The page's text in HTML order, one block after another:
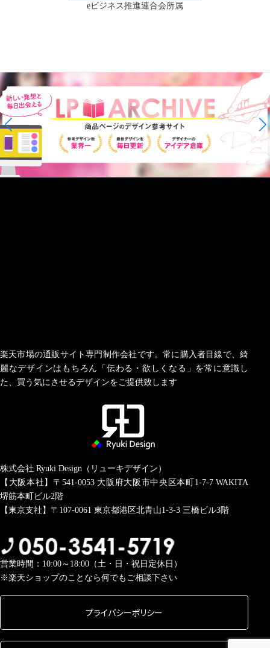
eビジネス推進連合会所属
楽天市場の通販サイト専門制作会社です。常に購入者目線で、綺
麗なデザインはもちろん「伝わる・欲しくなる」を常に意識し
た、買う気にさせるデザインをご提供致します
株式会社 Ryuki Design（リューキデザイン）
【大阪本社】〒541-0053大阪府大阪市中央区本町1-7-7 WAKITA
堺筋本町ビル2階
【東京支社】〒107-0061 東京都港区北青山1-3-3 三橋ビル3階
営業時間：10:00～18:00（土・日・祝日定休日）
※楽天ショップのことなら何でもご相談下さい
プライバシーポリシー